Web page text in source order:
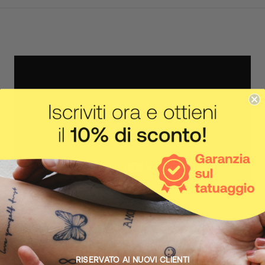
IL CORPO FA IL SUO LAVORO
Come funziona
RISERVATO AI NUOVI CLIENTI